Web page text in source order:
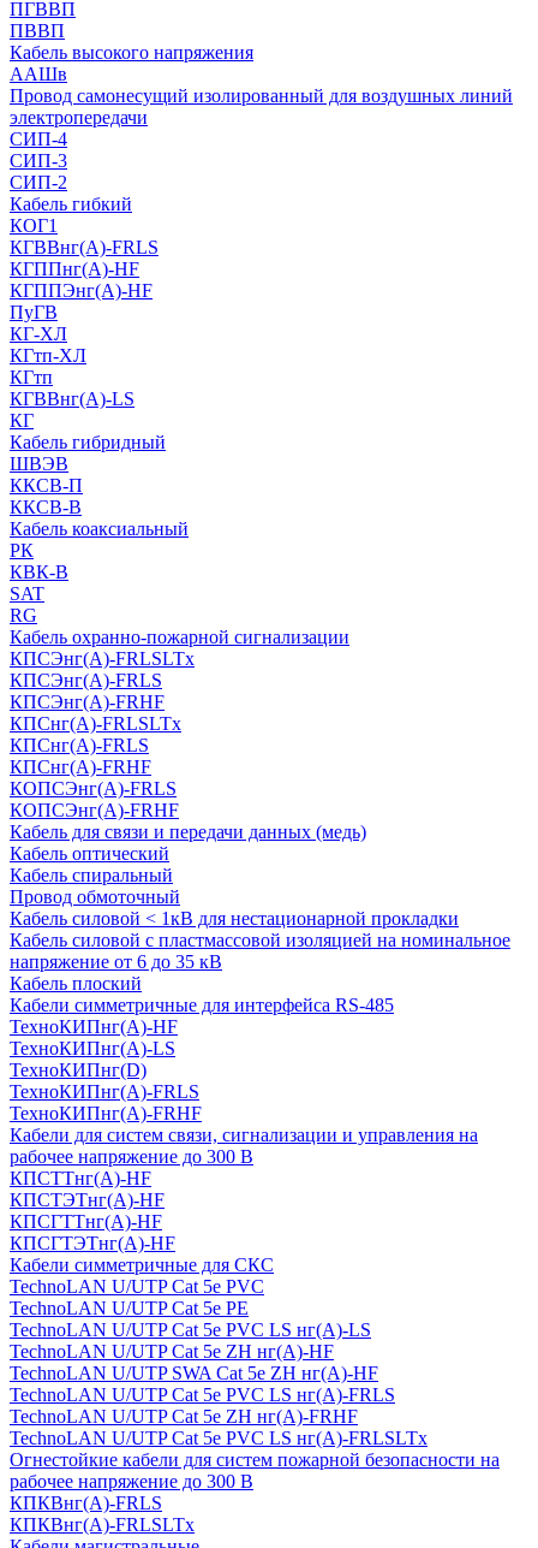
ПГВВП
ПВВП
Кабель высокого напряжения
ААШв
Провод самонесущий изолированный для воздушных линий
электропередачи
СИП-4
СИП-3
СИП-2
Кабель гибкий
КОГ1
КГВВнг(А)-FRLS
КГППнг(A)-HF
КГППЭнг(A)-HF
ПуГВ
КГ-ХЛ
КГтп-ХЛ
КГтп
КГВВнг(А)-LS
КГ
Кабель гибридный
ШВЭВ
ККСВ-П
ККСВ-В
Кабель коаксиальный
РК
КВК-В
SAT
RG
Кабель охранно-пожарной сигнализации
КПСЭнг(А)-FRLSLTx
КПСЭнг(А)-FRLS
КПСЭнг(А)-FRHF
КПСнг(А)-FRLSLTx
КПСнг(А)-FRLS
КПСнг(А)-FRHF
КОПСЭнг(А)-FRLS
КОПСЭнг(А)-FRHF
Кабель для связи и передачи данных (медь)
Кабель оптический
Кабель спиральный
Провод обмоточный
Кабель силовой < 1кВ для нестационарной прокладки
Кабель силовой с пластмассовой изоляцией на номинальное
напряжение от 6 до 35 кВ
Кабель плоский
Кабели симметричные для интерфейса RS-485
ТеxноКИПнг(A)-HF
ТеxноКИПнг(A)-LS
ТеxноКИПнг(D)
ТехноКИПнг(A)-FRLS
ТехноКИПнг(A)-FRHF
Кабели для систем связи, сигнализации и управления на
рабочее напряжение до 300 В
КПСТТнг(A)-HF
КПСТЭТнг(A)-HF
КПСГТТнг(A)-HF
КПСГТЭТнг(A)-HF
Кабели симметричные для СКС
TechnoLAN U/UTP Cat 5e PVC
TechnoLAN U/UTP Cat 5e PE
TechnoLAN U/UTP Cat 5e PVC LS нг(A)-LS
TechnoLAN U/UTP Cat 5e ZH нг(A)-HF
TechnoLAN U/UTP SWA Cat 5e ZH нг(A)-HF
TechnoLAN U/UTP Cat 5e PVC LS нг(A)-FRLS
TechnoLAN U/UTP Cat 5e ZH нг(A)-FRHF
TechnoLAN U/UTP Cat 5e PVC LS нг(A)-FRLSLTx
Огнестойкие кабели для систем пожарной безопасности на
рабочее напряжение до 300 В
КПКВнг(A)-FRLS
КПКВнг(A)-FRLSLTx